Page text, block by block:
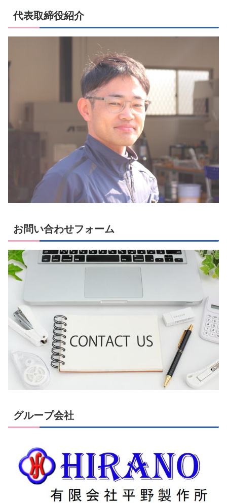
代表取締役紹介
お問い合わせフォーム
グループ会社